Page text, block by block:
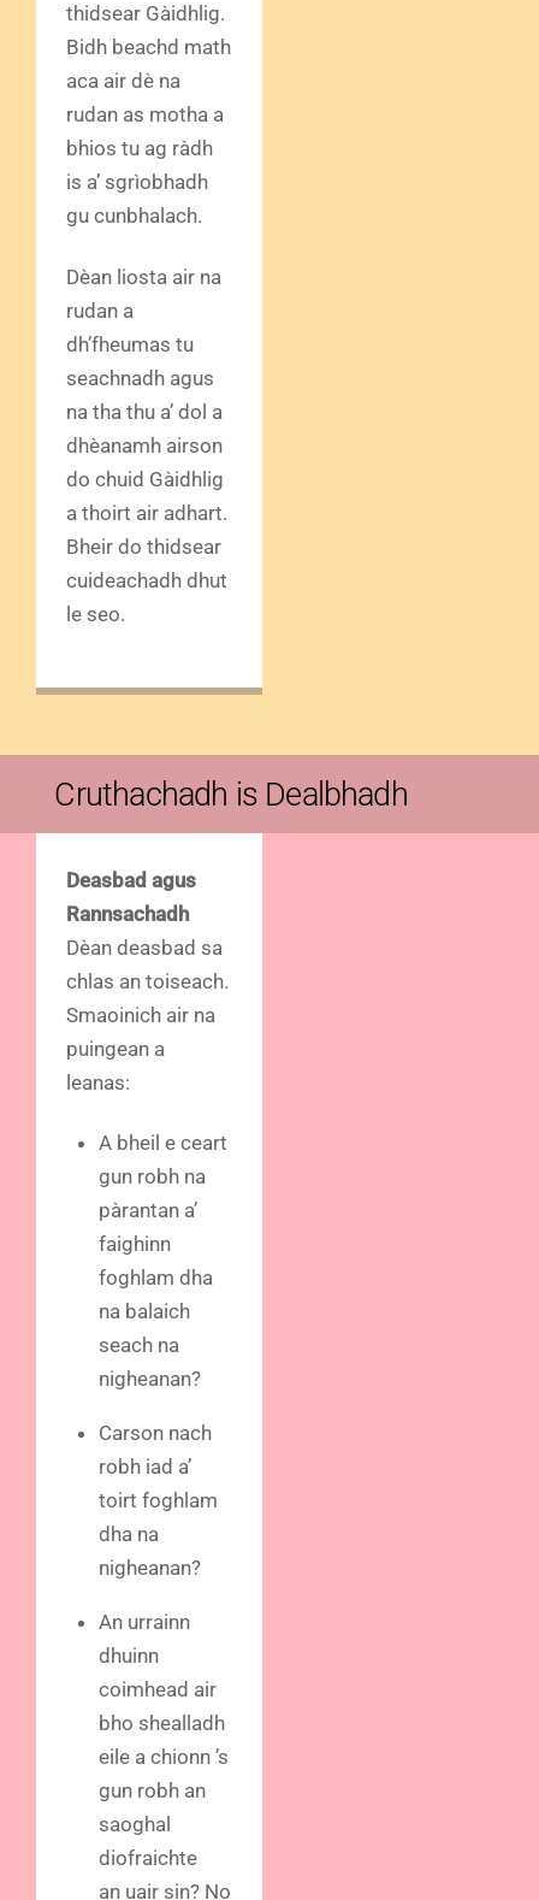
thidsear Gàidhlig.
Bidh beachd math
aca air dè na
rudan as motha a
bhios tu ag ràdh
is a’ sgrìobhadh
gu cunbhalach.
Dèan liosta air na
rudan a
dh’fheumas tu
seachnadh agus
na tha thu a’ dol a
dhèanamh airson
do chuid Gàidhlig
a thoirt air adhart.
Bheir do thidsear
cuideachadh dhut
le seo.
Cruthachadh is Dealbhadh
Deasbad agus
Rannsachadh
Dèan deasbad sa
chlas an toiseach.
Smaoinich air na
puingean a
leanas:
A bheil e ceart
gun robh na
pàrantan a’
faighinn
foghlam dha
na balaich
seach na
nigheanan?
Carson nach
robh iad a’
toirt foghlam
dha na
nigheanan?
An urrainn
dhuinn
coimhead air
bho shealladh
eile a chionn ’s
gun robh an
saoghal
diofraichte
an uair sin? No